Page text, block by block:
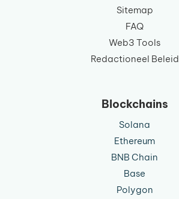
Sitemap
FAQ
Web3 Tools
Redactioneel Beleid
Blockchains
Solana
Ethereum
BNB Chain
Base
Polygon